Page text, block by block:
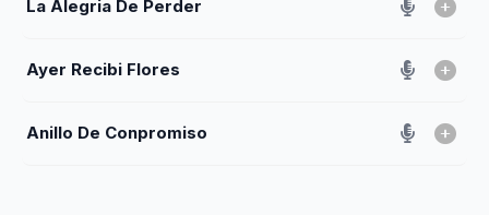
La Alegria De Perder
Ayer Recibi Flores
Anillo De Conpromiso